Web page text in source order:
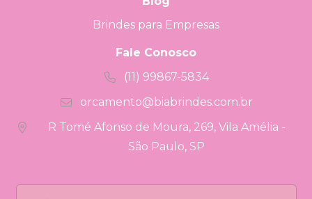
Brindes para Empresas
Fale Conosco
(11) 99867-5834
orcamento@biabrindes.com.br
R Tomé Afonso de Moura, 269, Vila Amélia -
São Paulo, SP